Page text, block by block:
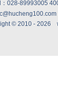
：028-89993005
© 2010 - 2026